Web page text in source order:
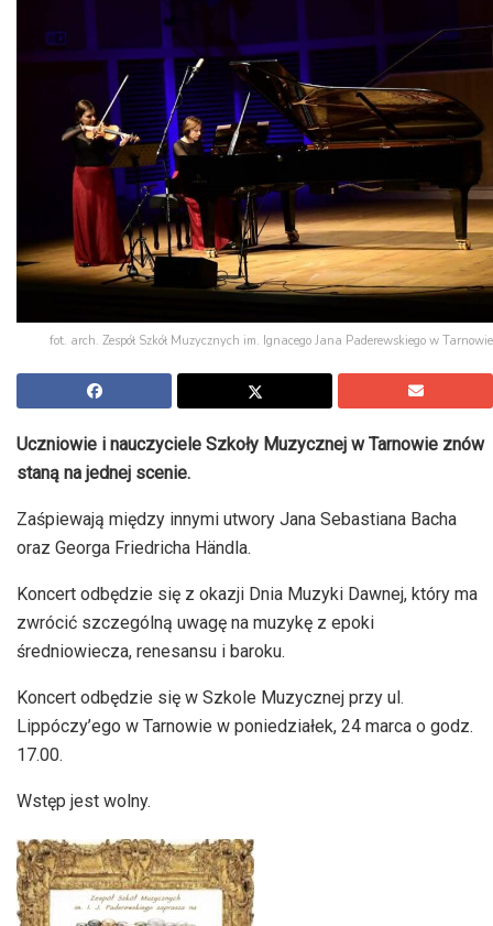
fot. arch. Zespół Szkół Muzycznych im. Ignacego Jana Paderewskiego w Tarnowie
Uczniowie i nauczyciele Szkoły Muzycznej w Tarnowie znów
staną na jednej scenie.
Zaśpiewają między innymi utwory Jana Sebastiana Bacha
oraz Georga Friedricha Händla.
Koncert odbędzie się z okazji Dnia Muzyki Dawnej, który ma
zwrócić szczególną uwagę na muzykę z epoki
średniowiecza, renesansu i baroku.
Koncert odbędzie się w Szkole Muzycznej przy ul.
Lippóczy’ego w Tarnowie w poniedziałek, 24 marca o godz.
17.00.
Wstęp jest wolny.